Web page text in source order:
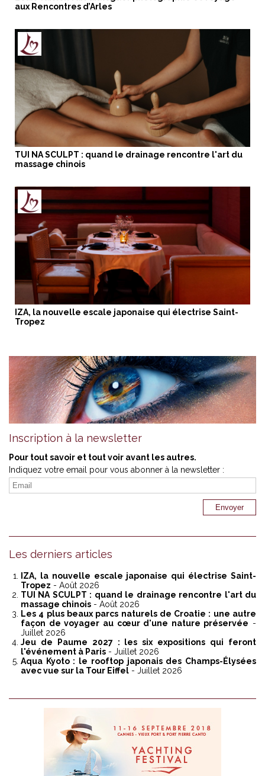
aux Rencontres d’Arles
TUI NA SCULPT : quand le drainage rencontre l'art du
massage chinois
IZA, la nouvelle escale japonaise qui électrise Saint-
Tropez
Inscription à la newsletter
Pour tout savoir et tout voir avant les autres.
Indiquez votre email pour vous abonner à la newsletter :
Les derniers articles
IZA, la nouvelle escale japonaise qui électrise Saint-
Tropez - Août 2026
TUI NA SCULPT : quand le drainage rencontre l'art du
massage chinois - Août 2026
Les 4 plus beaux parcs naturels de Croatie : une autre
façon de voyager au cœur d'une nature préservée -
Juillet 2026
Jeu de Paume 2027 : les six expositions qui feront
l'événement à Paris - Juillet 2026
Aqua Kyoto : le rooftop japonais des Champs-Élysées
avec vue sur la Tour Eiffel - Juillet 2026